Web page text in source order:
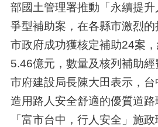
部國土管理署推動「永續提
爭型補助案，在各縣市激烈
市政府成功獲核定補助24案
5.46億元，數量及核列補助經
市府建設局長陳大田表示，
造用路人安全舒適的優質道
「富市台中，行人安全」施政